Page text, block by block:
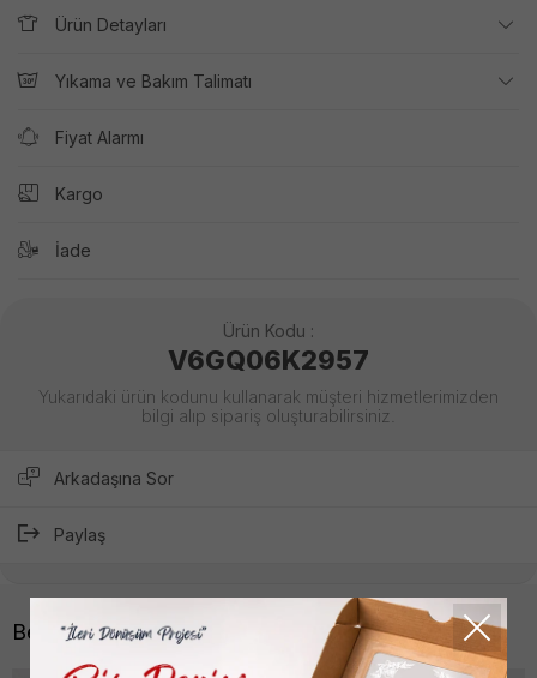
Ürün Detayları
Yıkama ve Bakım Talimatı
Fiyat Alarmı
Kargo
İade
Ürün Kodu :
V6GQ06K2957
Yukarıdaki ürün kodunu kullanarak müşteri hizmetlerimizden
bilgi alıp sipariş oluşturabilirsiniz.
Arkadaşına Sor
Paylaş
Benzer Ürünler